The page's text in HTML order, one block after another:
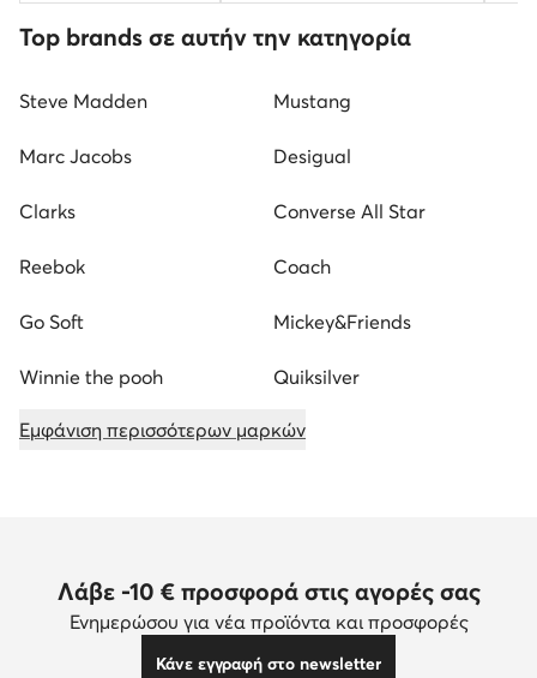
Top brands σε αυτήν την κατηγορία
Steve Madden Mustang
Marc Jacobs Desigual
Clarks Converse All Star
Reebok Coach
Go Soft Mickey&Friends
Winnie the pooh Quiksilver
Εμφάνιση περισσότερων μαρκών
Λάβε -10 € προσφορά στις αγορές σας
Ενημερώσου για νέα προϊόντα και προσφορές
Κάνε εγγραφή στο newsletter